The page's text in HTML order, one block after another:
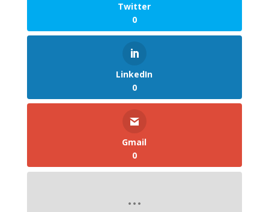
Twitter
0
LinkedIn
0
Gmail
0